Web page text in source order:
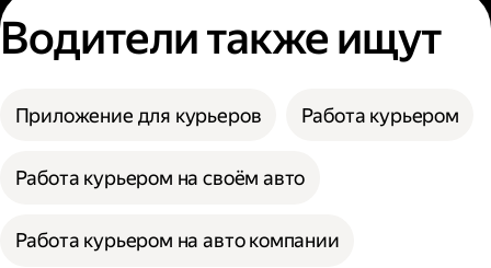
Водители также ищут
Приложение для курьеров Работа курьером
Работа курьером на своём авто
Работа курьером на авто компании